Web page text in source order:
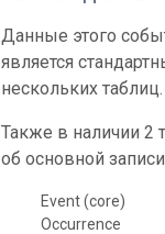
Данные этого
является
нескольких
Также в наличии 2
об основной
Event (core)
Occurrence